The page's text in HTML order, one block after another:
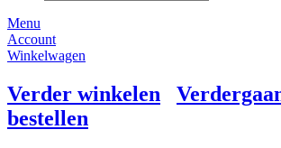
Menu
Account
Winkelwagen
Verder winkelen
bestellen